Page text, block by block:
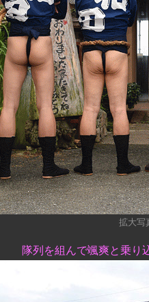
拡大写
隊列を組んで颯爽と乗